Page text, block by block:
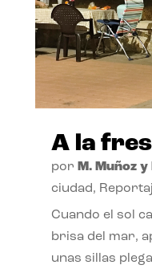
A la
por M. Muñoz y
ciudad,
Cuando el sol
brisa del mar,
unas sillas